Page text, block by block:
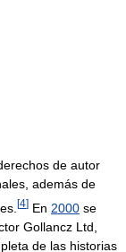
de autor
además de
[4] En 2000 se
Gollancz Ltd,
de las historias